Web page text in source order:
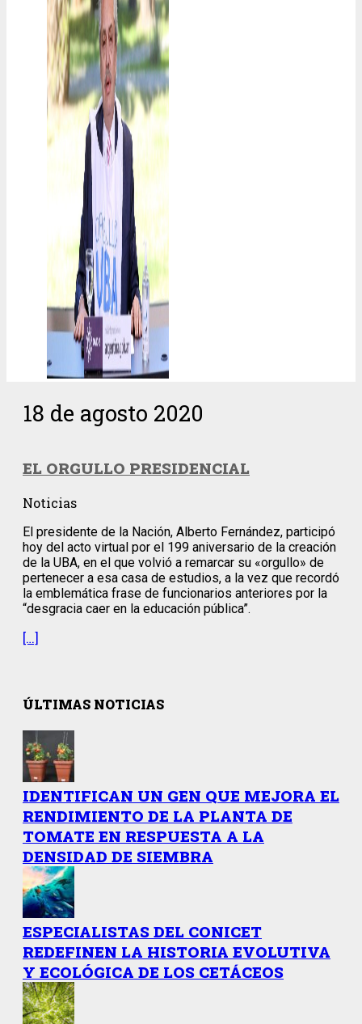
18 de agosto 2020
EL ORGULLO PRESIDENCIAL
Noticias
El presidente de la Nación, Alberto Fernández, participó
hoy del acto virtual por el 199 aniversario de la creación
de la UBA, en el que volvió a remarcar su «orgullo» de
pertenecer a esa casa de estudios, a la vez que recordó
la emblemática frase de funcionarios anteriores por la
“desgracia caer en la educación pública”.
[…]
ÚLTIMAS NOTICIAS
IDENTIFICAN UN GEN QUE MEJORA EL
RENDIMIENTO DE LA PLANTA DE
TOMATE EN RESPUESTA A LA
DENSIDAD DE SIEMBRA
ESPECIALISTAS DEL CONICET
REDEFINEN LA HISTORIA EVOLUTIVA
Y ECOLÓGICA DE LOS CETÁCEOS